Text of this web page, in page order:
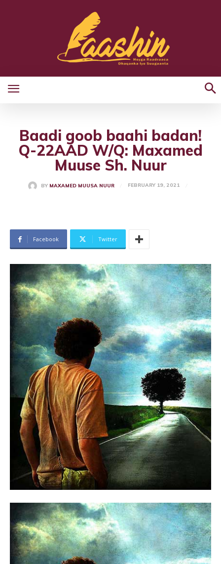
Baadi goob baahi badan!
Q-22AAD W/Q: Maxamed
Muuse Sh. Nuur
BY MAXAMED MUUSA NUUR FEBRUARY 19, 2021
Facebook Twitter